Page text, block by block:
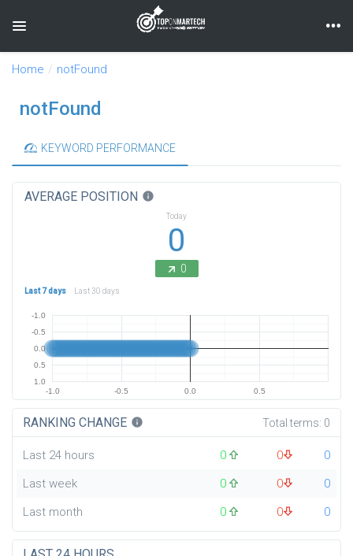
Toggle navigation
Home notFound
notFound
KEYWORD PERFORMANCE
AVERAGE POSITION info
Today
0
0
Last 7 days Last 30 days
-1.0 -0.5 0.0 0.5
-1.0
-0.5
0.0
0.5
1.0
RANKING CHANGE info Total terms: 0
Last 24 hours 0 0
0
Last week
0 0
0
Last month
0 0 0